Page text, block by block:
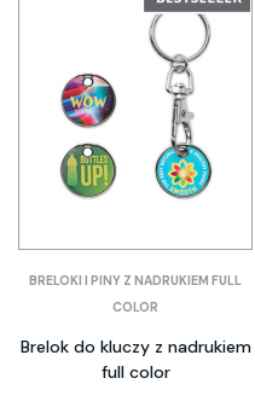
BRELOKI I PINY Z NADRUKIEM FULL
COLOR
Brelok do kluczy z nadrukiem
full color